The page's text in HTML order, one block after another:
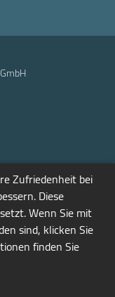
Zufriedenheit bei
Diese
Wenn Sie mit
sind, klicken Sie
finden Sie